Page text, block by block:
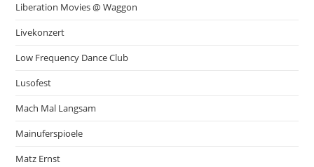
Liberation Movies @ Waggon
Livekonzert
Low Frequency Dance Club
Lusofest
Mach Mal Langsam
Mainuferspioele
Matz Ernst